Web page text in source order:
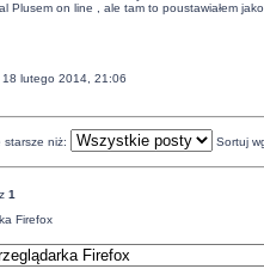
Plusem on line , ale tam to poustawiałem
lutego 2014, 21:06
starsze niż: Sortuj
1
Firefox